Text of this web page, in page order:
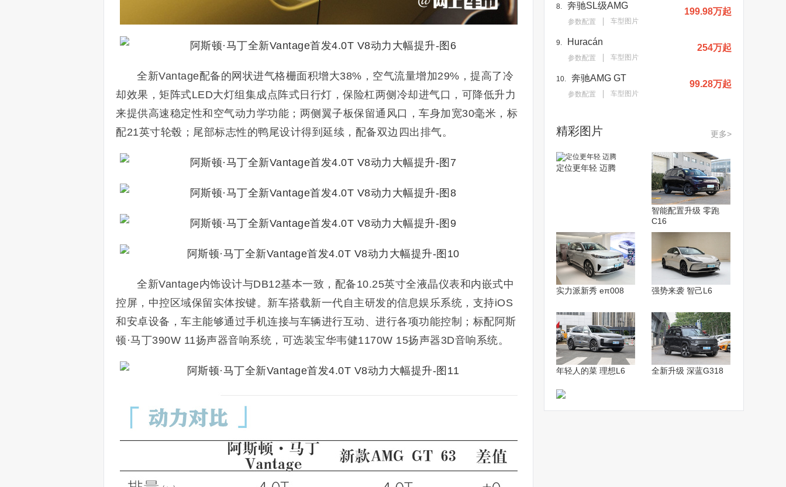
全新Vantage配备的网状进气格栅面积增大38%，空气流量增加29%，提高了冷
却效果，矩阵式LED大灯组集成点阵式日行灯，保险杠两侧冷却进气口，可降低升力
来提供高速稳定性和空气动力学功能；两侧翼子板保留通风口， 车身加宽30毫米，标
配21英寸轮毂；尾部标志性的鸭尾设计得到延续，配备双边四出排气。
全新Vantage内饰设计与DB12基本一致，配备10.25英寸全液晶仪表和内嵌式中
控屏，中控区域保留实体按键。新车搭载新一代自主研发的信息娱乐系统，支持iOS
和安卓设备，车主能够通过手机连接与车辆进行互动、进行各项功能控制；标配阿斯
顿·马丁390W 11扬声器音响系统，可选装宝华韦健1170W 15扬声器3D音响系统。
8. 奔驰SL级AMG
参数配置 车型图片
199.98万起
9. Huracán
参数配置 车型图片
254万起
10. 奔驰AMG GT
参数配置 车型图片
99.28万起
精彩图片 更多>
定位更年轻 迈腾
智能配置升级 零跑
C16
实力派新秀 eπ008 强势来袭 智己L6
年轻人的菜 理想L6 全新升级 深蓝G318